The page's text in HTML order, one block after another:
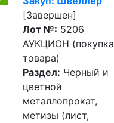
[Завершен]
Лот №: 5206
АУКЦИОН (покупка
товара)
Раздел: Черный и
цветной
металлопрокат,
метизы (лист,